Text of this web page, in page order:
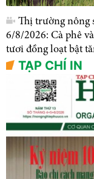
Thị trường nông
6/8/2026: Cà phê
tươi đồng loạt bật
TẠP CHÍ IN